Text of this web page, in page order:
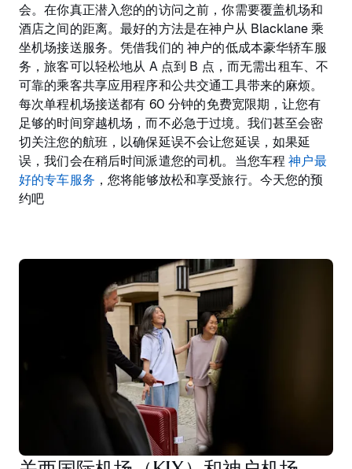
会。在你真正潜入您的的访问之前，你需要覆盖机场和
酒店之间的距离。最好的方法是在神户从 Blacklane 乘
坐机场接送服务。凭借我们的 神户的低成本豪华轿车服
务，旅客可以轻松地从 A 点到 B 点，而无需出租车、不
可靠的乘客共享应用程序和公共交通工具带来的麻烦。
每次单程机场接送都有 60 分钟的免费宽限期，让您有
足够的时间穿越机场，而不必急于过境。我们甚至会密
切关注您的航班，以确保延误不会让您延误，如果延
误，我们会在稍后时间派遣您的司机。当您车程神户最
好的专车服务 ，您将能够放松和享受旅行。今天您的预
约吧